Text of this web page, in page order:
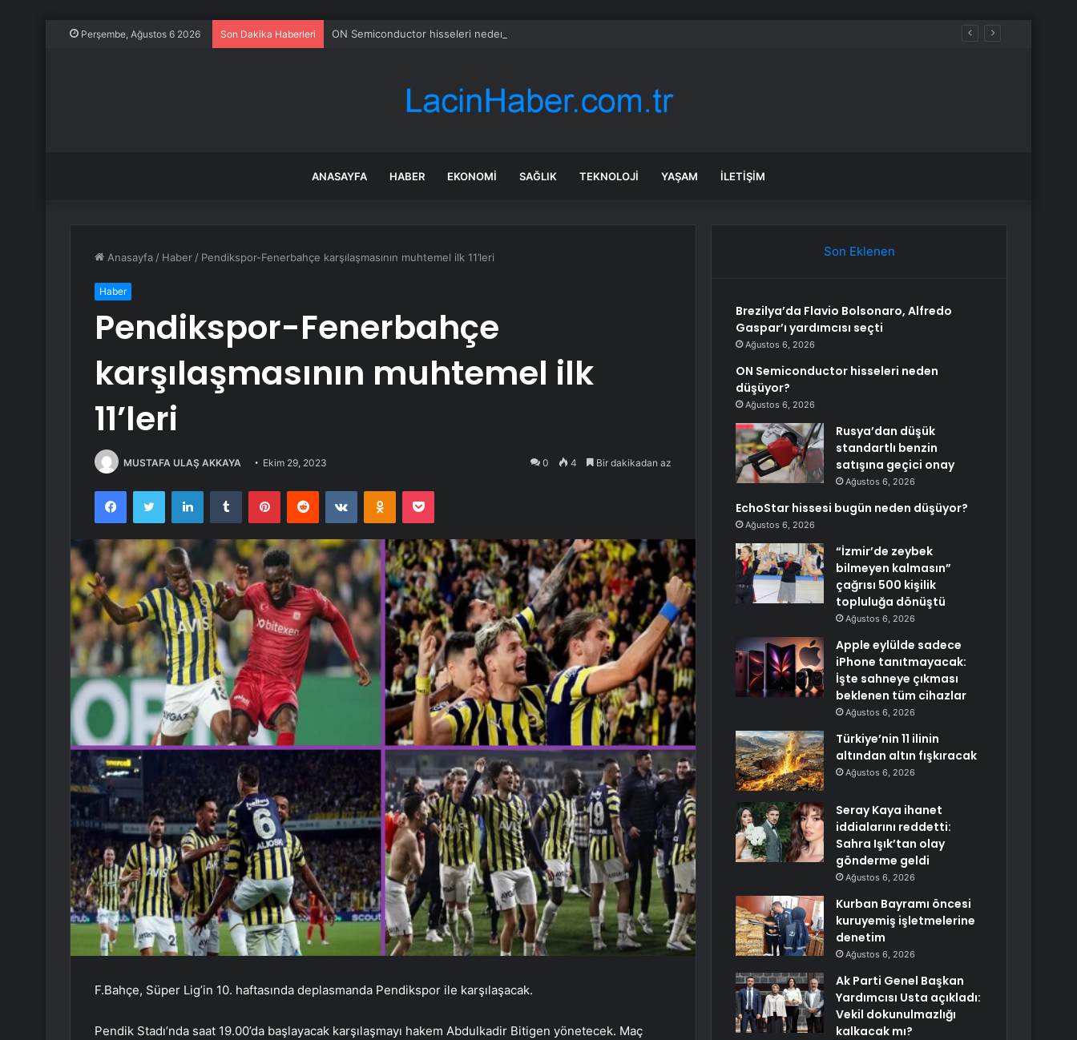
Perşembe, Ağustos 6 2026 Son Dakika Haberleri ON Semiconductor hisseleri neden düşüyor?
ANASAYFA HABER EKONOMI SAĞLIK TEKNOLOJI YAŞAM İLETIŞIM
Anasayfa / Haber / Pendikspor-Fenerbahçe karşılaşmasının muhtemel ilk 11’leri
Haber
Pendikspor-Fenerbahçe
karşılaşmasının muhtemel ilk
11’leri
MUSTAFA ULAŞ AKKAYA Ekim 29, 2023 0 4 Bir dakikadan az
FacebookTwitter LinkedInTumblr PinterestReddit VKontakteOdnoklassniki
Pocket
F.Bahçe, Süper Lig’in 10. haftasında deplasmanda Pendikspor ile karşılaşacak.
Pendik Stadı’nda saat 19.00’da başlayacak karşılaşmayı hakem Abdulkadir Bitigen yönetecek. Maç
Son Eklenen
Brezilya’da Flavio Bolsonaro, Alfredo
Gaspar’ı yardımcısı seçti
Ağustos 6, 2026
ON Semiconductor hisseleri neden
düşüyor?
Ağustos 6, 2026
Rusya’dan düşük
standartlı benzin
satışına geçici onay
Ağustos 6, 2026
EchoStar hissesi bugün neden düşüyor?
Ağustos 6, 2026
“İzmir’de zeybek
bilmeyen kalmasın”
çağrısı 500 kişilik
topluluğa dönüştü
Ağustos 6, 2026
Apple eylülde sadece
iPhone tanıtmayacak:
İşte sahneye çıkması
beklenen tüm cihazlar
Ağustos 6, 2026
Türkiye’nin 11 ilinin
altından altın fışkıracak
Ağustos 6, 2026
Seray Kaya ihanet
iddialarını reddetti:
Sahra Işık’tan olay
gönderme geldi
Ağustos 6, 2026
Kurban Bayramı öncesi
kuruyemiş işletmelerine
denetim
Ağustos 6, 2026
Ak Parti Genel Başkan
Yardımcısı Usta açıkladı:
Vekil dokunulmazlığı
kalkacak mı?